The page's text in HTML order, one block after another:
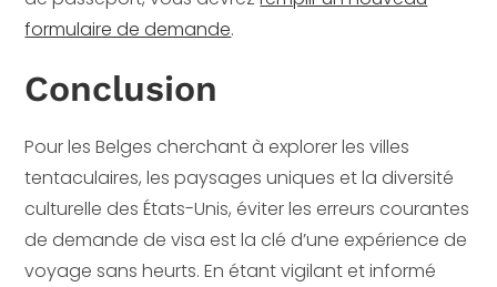
formulaire de demande.
Conclusion
Pour les Belges cherchant à explorer les villes
tentaculaires, les paysages uniques et la diversité
culturelle des États-Unis, éviter les erreurs courantes
de demande de visa est la clé d’une expérience de
voyage sans heurts. En étant vigilant et informé